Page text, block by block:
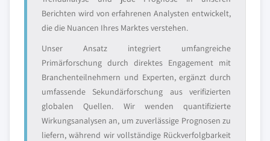
Berichten wird von erfahrenen Analysten entwickelt,
die die Nuancen Ihres Marktes verstehen.
Unser Ansatz integriert umfangreiche
Primärforschung durch direktes Engagement mit
Branchenteilnehmern und Experten, ergänzt durch
umfassende Sekundärforschung aus verifizierten
globalen Quellen. Wir wenden quantifizierte
Wirkungsanalysen an, um zuverlässige Prognosen zu
liefern, während wir vollständige Rückverfolgbarkeit